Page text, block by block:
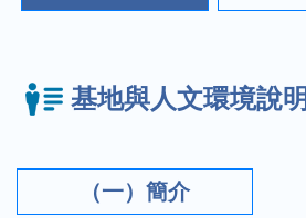
基地與人文環境說明
（一）簡介